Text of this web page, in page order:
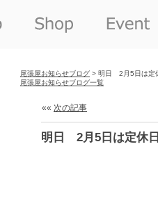
尾張屋お知らせブログ > 明日 2月5日は定
尾張屋お知らせブログ一覧
«« 次の記事
明日 2月5日は定休